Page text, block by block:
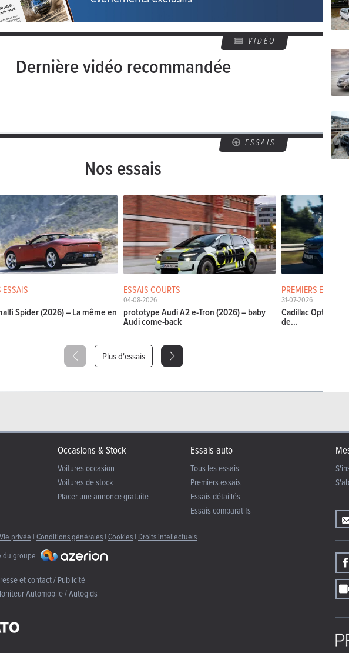
VIDÉO
Dernière vidéo recommandée
ESSAIS
Nos essais
ESSAIS
Spider (2026) – La même en
ESSAIS COURTS
04-08-2026
prototype Audi A2 e-Tron (2026) – baby
Audi come-back
PREMIERS ESSAIS
31-07-2026
Cadillac Optiq
de...
Plus d'essais
Occasions & Stock
Voitures occasion
Voitures de stock
Placer une annonce gratuite
Essais auto
Tous les essais
Premiers essais
Essais détaillés
Essais comparatifs
Vie privée | Conditions générales | Cookies | Droits intellectuels
du groupe
et contact / Publicité
Automobile / Autogids